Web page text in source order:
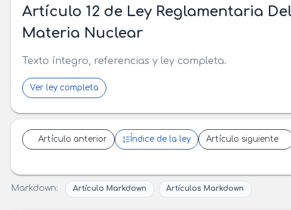
Artículo 12 de Ley Reglamentaria
Materia Nuclear
Texto íntegro, referencias y ley completa.
Ver ley completa
Artículo anterior Índice de la ley Artículo siguiente
Markdown: Artículo Markdown Artículos Markdown